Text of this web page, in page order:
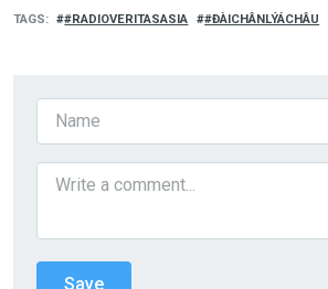
TAGS #RADIOVERITASASIA #ĐÀICHÂNLÝÁCHÂU